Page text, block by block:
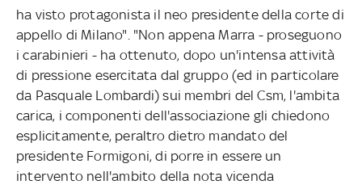
ha visto protagonista il neo presidente della corte di
appello di Milano". "Non appena Marra - proseguono
i carabinieri - ha ottenuto, dopo un'intensa attività
di pressione esercitata dal gruppo (ed in particolare
da Pasquale Lombardi) sui membri del Csm, l'ambita
carica, i componenti dell'associazione gli chiedono
esplicitamente, peraltro dietro mandato del
presidente Formigoni, di porre in essere un
intervento nell'ambito della nota vicenda